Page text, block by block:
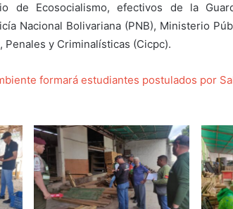
de Ecosocialismo, efectivos de la
Nacional Bolivariana (PNB), Ministerio
y Criminalísticas (Cicpc).
formará estudiantes postulados por